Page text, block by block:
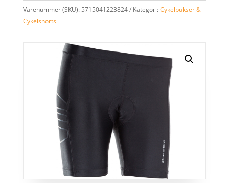
Varenummer (SKU): 5715041223824 Kategori:Cykelbukser &
Cykelshorts